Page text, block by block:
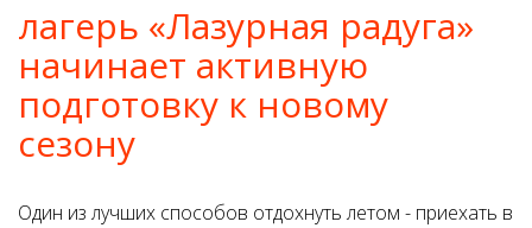
лагерь «Лазурная радуга»
начинает активную
подготовку к новому
сезону
Один из лучших способов отдохнуть летом - приехать в